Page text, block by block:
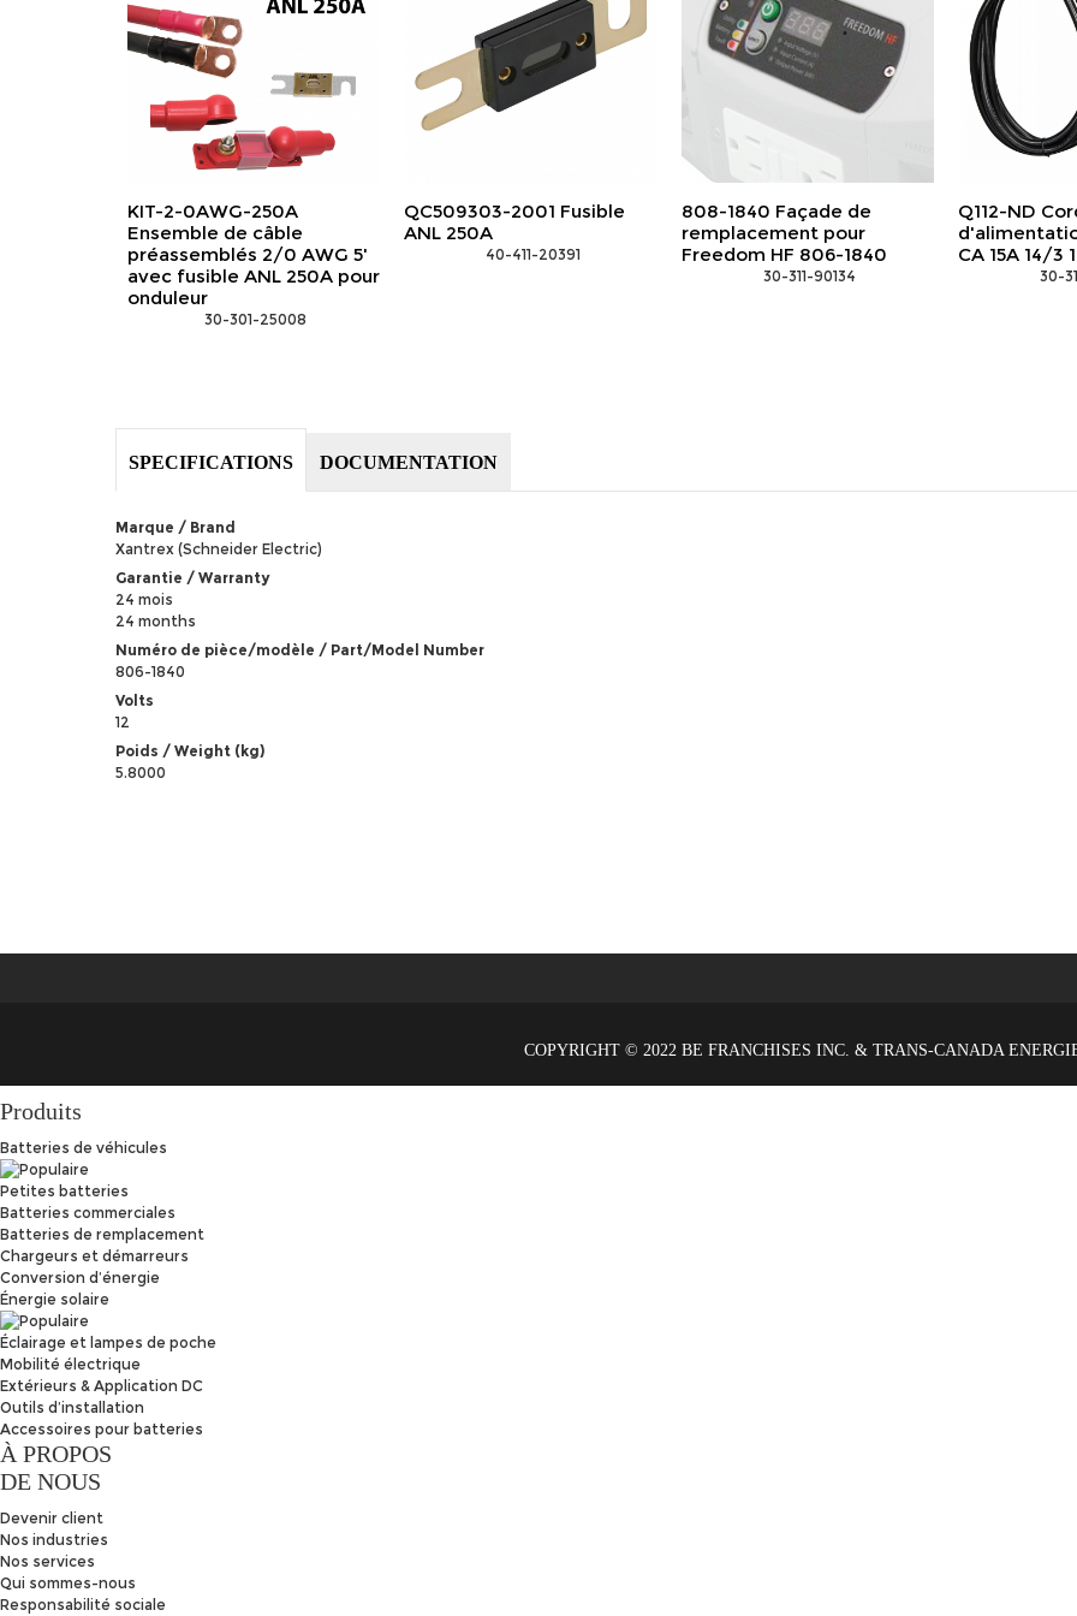
KIT-2-0AWG-250A
Ensemble de câble
préassemblés 2/0 AWG 5'
avec fusible ANL 250A pour
onduleur
30-301-25008
QC509303-2001 Fusible
ANL 250A
40-411-20391
808-1840 Façade de
remplacement pour
Freedom HF 806-1840
30-311-90134
Q112-ND
CA 15A 14/3
30-
SPECIFICATIONS DOCUMENTATION
Marque / Brand
Xantrex (Schneider Electric)
Garantie / Warranty
24 mois
24 months
Numéro de pièce/modèle / Part/Model Number
806-1840
Volts
12
Poids / Weight (kg)
5.8000
Produits
Batteries de véhicules
Petites batteries
Batteries commerciales
Batteries de remplacement
Chargeurs et démarreurs
Conversion d’énergie
Énergie solaire
Éclairage et lampes de poche
Mobilité électrique
Extérieurs & Application DC
Outils d’installation
Accessoires pour batteries
À PROPOS
DE NOUS
Devenir client
Nos industries
Nos services
Qui sommes-nous
Responsabilité sociale
COPYRIGHT © 2022 BE FRANCHISES INC. & TRANS-CANADA